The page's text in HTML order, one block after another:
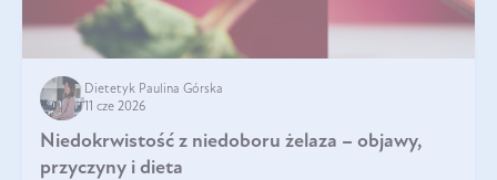
Dietetyk Paulina Górska
11 cze 2026
Niedokrwistość z niedoboru żelaza – objawy,
przyczyny i dieta